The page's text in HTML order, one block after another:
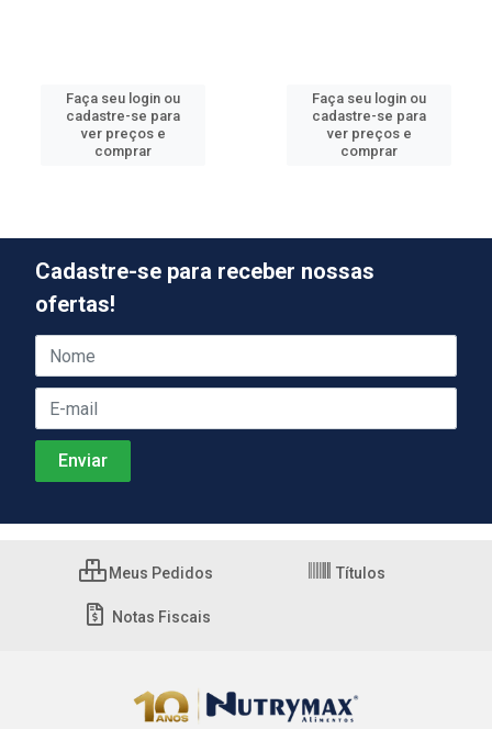
Faça seu login ou
cadastre-se para
ver preços e
comprar
Faça seu login ou
cadastre-se para
ver preços e
comprar
Cadastre-se para receber nossas
ofertas!
Meus Pedidos Títulos
Notas Fiscais